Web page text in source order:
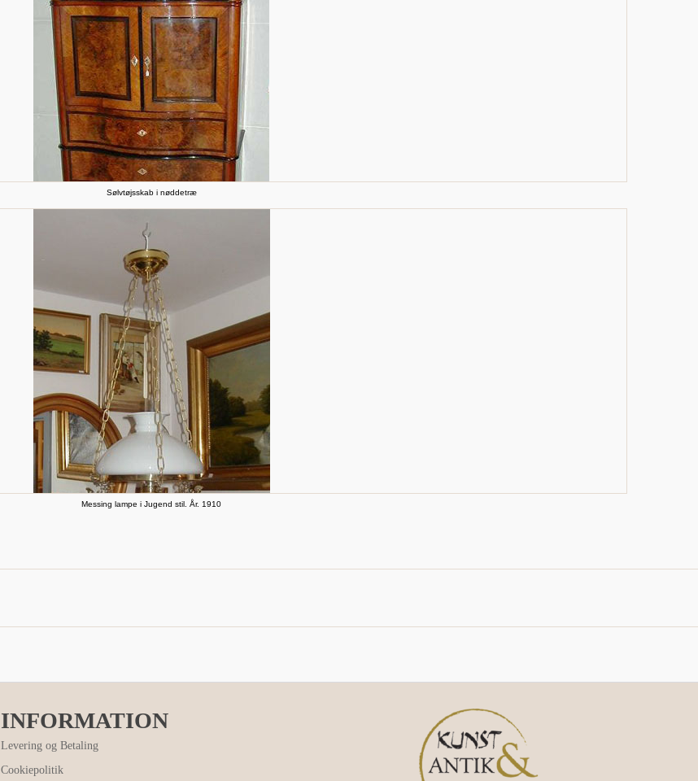
Sølvtøjsskab i nøddetræ
Messing lampe i Jugend stil. År. 1910
INFORMATION
Levering og Betaling
Cookiepolitik